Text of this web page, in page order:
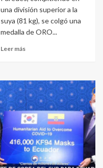
una división superior a la
suya (81 kg), se colgó una
medalla de ORO...
Leer más